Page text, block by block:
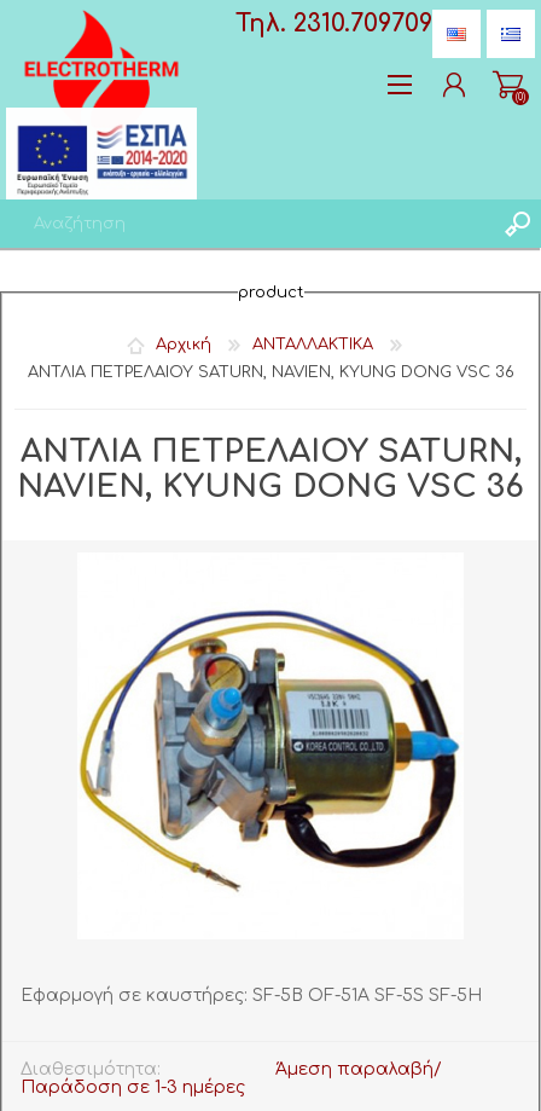
Τηλ. 2310.709709
Αγαπημένα
(0)
(0)
product
Αρχική
ΑΝΤΑΛΛΑΚΤΙΚΑ
ΑΝΤΛΙΑ ΠΕΤΡΕΛΑΙΟΥ SATURN, NAVIEN, KYUNG DONG VSC 36
ΑΝΤΛΙΑ ΠΕΤΡΕΛΑΙΟΥ SATURN,
NAVIEN, KYUNG DONG VSC 36
Εφαρμογή σε καυστήρες: SF-5B OF-51A SF-5S SF-5H
Διαθεσιμότητα:
Άμεση παραλαβή/
Παράδοση σε 1-3 ημέρες